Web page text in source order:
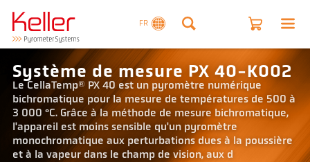
FR
Système de mesure PX 40-K002
Le CellaTemp® PX 40 est un pyromètre numérique
bichromatique pour la mesure de températures de 500 à
3 000 °C. Grâce à la méthode de mesure bichromatique,
l'appareil est moins sensible qu'un pyromètre
monochromatique aux perturbations dues à la poussière
et à la vapeur dans le champ de vision, aux d